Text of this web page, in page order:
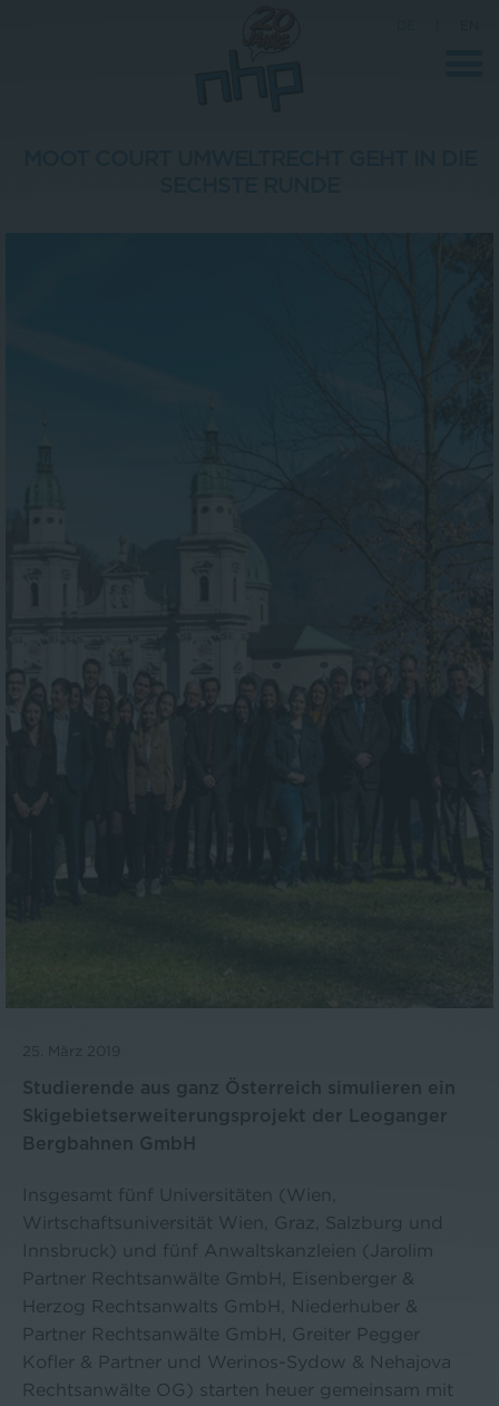
25. März 2019
Studierende aus ganz Österreich simulieren ein
Skigebietserweiterungsprojekt der Leoganger
Bergbahnen GmbH
Insgesamt fünf Universitäten (Wien,
Wirtschaftsuniversität Wien, Graz, Salzburg und
Innsbruck) und fünf Anwaltskanzleien (Jarolim
Partner Rechtsanwälte GmbH, Eisenberger &
Herzog Rechtsanwalts GmbH, Niederhuber &
Partner Rechtsanwälte GmbH, Greiter Pegger
Kofler & Partner und Werinos-Sydow & Nehajova
Rechtsanwälte OG) starten heuer gemeinsam mit